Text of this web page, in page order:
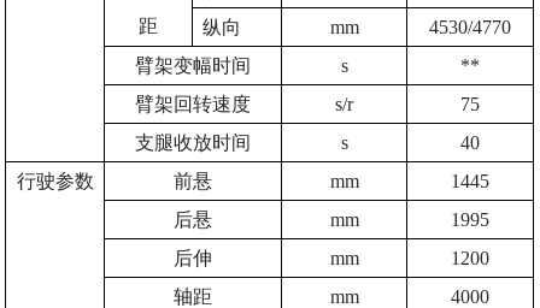
距
纵向
mm
4530/4770
臂架变幅时间
s
**
臂架回转速度
s/r
75
支腿收放时间
s
40
行驶参数
前悬 mm
1445
后悬
mm
1995
后伸
mm
1200
轴距
mm
4000